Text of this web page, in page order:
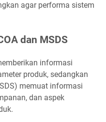
agar performa sistem
dan MSDS
informasi
produk, sedangkan
memuat informasi
dan aspek